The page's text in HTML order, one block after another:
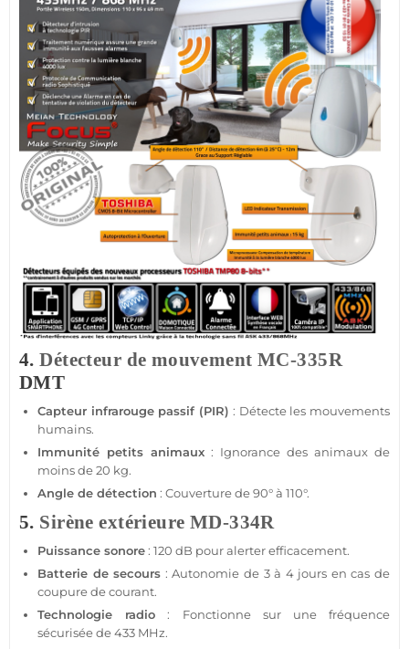
4.Détecteur de mouvement MC-335R
DMT
Capteur infrarouge passif (PIR) : Détecte les mouvements
humains.
Immunité petits animaux : Ignorance des animaux de
moins de 20 kg.
Angle de détection : Couverture de 90° à 110°.
5. Sirène extérieure MD-334R
Puissance sonore: 120 dB pour alerter efficacement.
Batterie de secours : Autonomie de 3 à 4 jours en cas de
coupure de courant.
Technologie radio : Fonctionne sur une fréquence
sécurisée de433 MHz.